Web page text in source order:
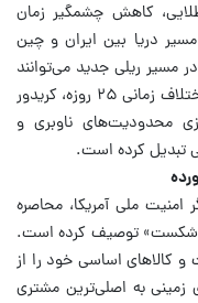
کاهش چشمگیر زمان
دریا بین ایران و چین
در مسیر ریلی جدید می‌توانند
این اختلاف زمانی ۲۵ روزه، کریدور
محدودیت‌های ناوبری و
تبدیل کرده است.
امنیت ملی آمریکا، محاصره
به شکست» توصیف کرده است.
و کالاهای اساسی خود را از
به اصلی‌ترین مشتری